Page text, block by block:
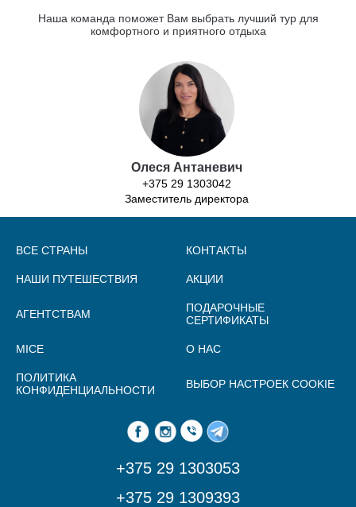
Наша команда поможет Вам выбрать лучший тур для
комфортного и приятного отдыха
Олеся Антаневич
+375 29 1303042
Заместитель директора
ВСЕ СТРАНЫ КОНТАКТЫ
НАШИ ПУТЕШЕСТВИЯ АКЦИИ
АГЕНТСТВАМ
ПОДАРОЧНЫЕ
СЕРТИФИКАТЫ
MICE О НАС
ПОЛИТИКА
КОНФИДЕНЦИАЛЬНОСТИ
ВЫБОР НАСТРОЕК COOKIE
+375 29 1303053
+375 29 1309393